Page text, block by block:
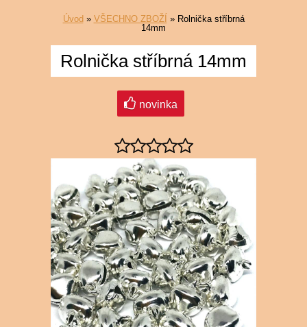
Úvod » VŠECHNO ZBOŽÍ » Rolnička stříbrná
14mm
Rolnička stříbrná 14mm
novinka